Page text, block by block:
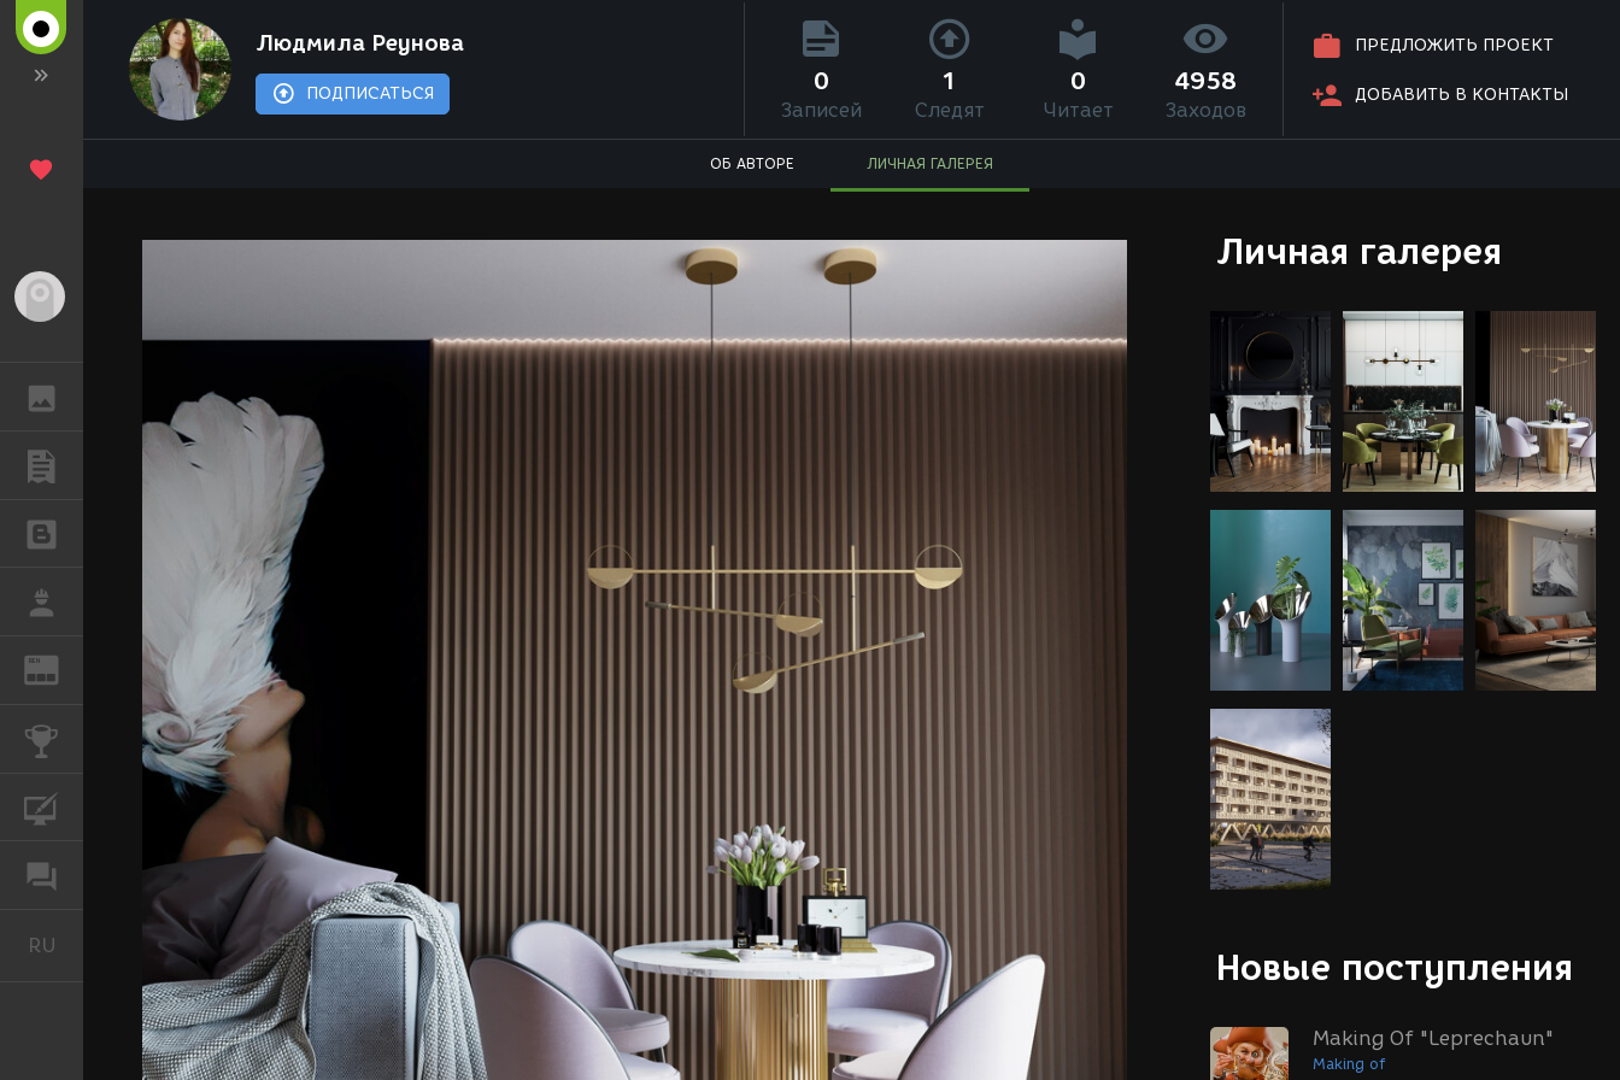
ПУБЛИКАЦИИ
REN ЖУРНАЛ
КОНКУРСЫ
ФОРУМ
RU Русский
Людмила Реунова
ПОДПИСАТЬСЯ
ПРЕДЛОЖИТЬ ПРОЕКТ
ДОБАВИТЬ В КОНТАКТЫ
0
Записей
1
Следят
0
Читает
4958
Заходов
ОБ АВТОРЕ ЛИЧНАЯ ГАЛЕРЕЯ
Личная галерея
Новые поступления
Making Of "Leprechaun"
Making of